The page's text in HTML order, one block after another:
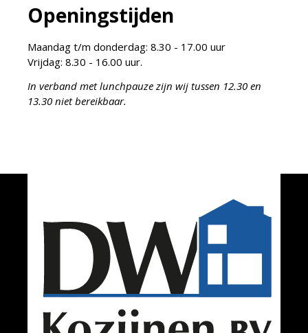
Openingstijden
Maandag t/m donderdag: 8.30 - 17.00 uur
Vrijdag: 8.30 - 16.00 uur.
In verband met lunchpauze zijn wij tussen 12.30 en
13.30 niet bereikbaar.